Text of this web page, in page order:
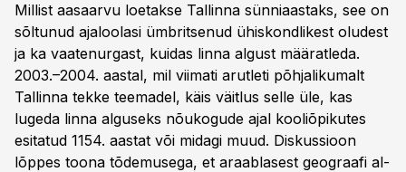
Millist aasaarvu loetakse Tallinna sünniaastaks, see on
sõltunud ajaloolasi ümbritsenud ühiskondlikest oludest
ja ka vaatenurgast, kuidas linna algust määratleda.
2003.–2004. aastal, mil viimati arutleti põhjalikumalt
Tallinna tekke teemadel, käis väitlus selle üle, kas
lugeda linna alguseks nõukogude ajal kooliõpikutes
esitatud 1154. aastat või midagi muud. Diskussioon
lõppes toona tõdemusega, et araablasest geograafi al-